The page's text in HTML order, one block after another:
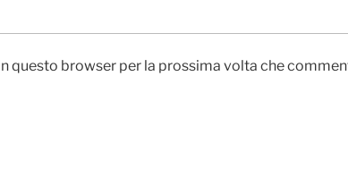
questo browser per la prossima volta che